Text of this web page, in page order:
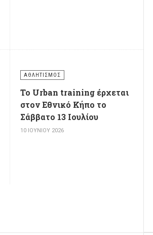
ΑΘΛΗΤΙΣΜΌΣ
Το Urban training έρχεται
στον Εθνικό Κήπο το
Σάββατο 13 Ιουλίου
10 ΙΟΥΝΊΟΥ 2026